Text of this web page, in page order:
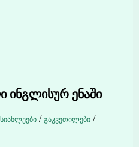
ინგლისურ ენაში
სიახლეები / გაკვეთილები /